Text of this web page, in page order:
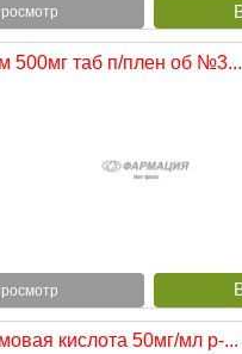
500мг таб п/плен об №3...
кислота 50мг/мл р-...